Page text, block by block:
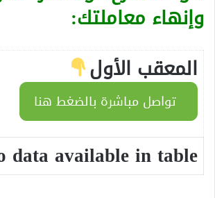
وإنهاء معاملتك:
المعقب الأول
تواصل مباشرة بالضغط هنا
data available in table